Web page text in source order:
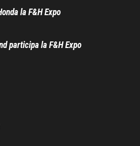
la F&H Expo
participa la F&H Expo